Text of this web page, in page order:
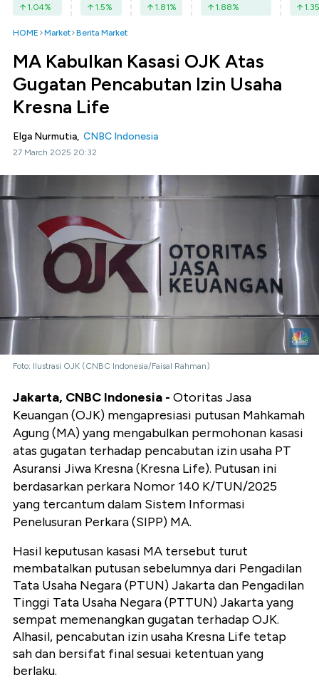
1.04% 1.5% 1.81% 1.88% 1.35
HOME Market Berita Market
MA Kabulkan Kasasi OJK Atas
Gugatan Pencabutan Izin Usaha
Kresna Life
Elga Nurmutia, CNBC Indonesia
27 March 2025 20:32
Foto: Ilustrasi OJK (CNBC Indonesia/Faisal Rahman)
Jakarta, CNBC Indonesia - Otoritas Jasa
Keuangan (OJK) mengapresiasi putusan Mahkamah
Agung (MA) yang mengabulkan permohonan kasasi
atas gugatan terhadap pencabutan izin usaha PT
Asuransi Jiwa Kresna (Kresna Life). Putusan ini
berdasarkan perkara Nomor 140 K/TUN/2025
yang tercantum dalam Sistem Informasi
Penelusuran Perkara (SIPP) MA.
Hasil keputusan kasasi MA tersebut turut
membatalkan putusan sebelumnya dari Pengadilan
Tata Usaha Negara (PTUN) Jakarta dan Pengadilan
Tinggi Tata Usaha Negara (PTTUN) Jakarta yang
sempat memenangkan gugatan terhadap OJK.
Alhasil, pencabutan izin usaha Kresna Life tetap
sah dan bersifat final sesuai ketentuan yang
berlaku.